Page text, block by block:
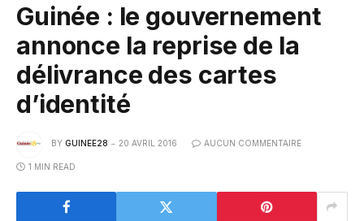
Guinée : le gouvernement
annonce la reprise de la
délivrance des cartes
d’identité
BY GUINEE28 20 AVRIL 2016 AUCUN COMMENTAIRE
1 MIN READ